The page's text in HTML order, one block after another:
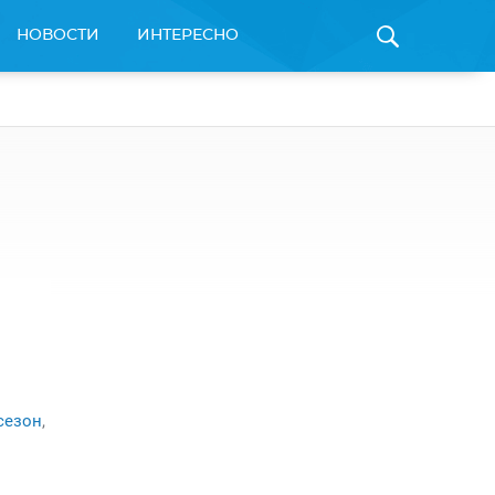
НОВОСТИ ИНТЕРЕСНО
,